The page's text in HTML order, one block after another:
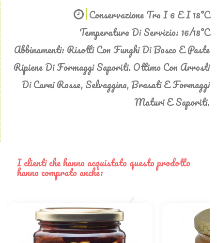
Conservazione Tra I 6 E I 18°C
Temperatura Di Servizio: 16/18°C
Abbinamenti: Risotti Con Funghi Di Bosco E Paste
Ripiene Di Formaggi Saporiti. Ottimo Con Arrosti
Di Carni Rosse, Selvaggina, Brasati E Formaggi
Maturi E Saporiti.
I clienti che hanno acquistato questo prodotto
hanno comprato anche: